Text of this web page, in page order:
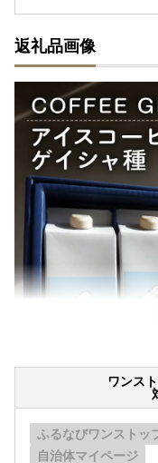
返礼品画像
ワンス
ふるなびワンストッ
自治体マイページ